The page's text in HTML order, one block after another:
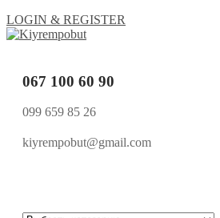
LOGIN & REGISTER
067 100 60 90
099 659 85 26
kiyrempobut@gmail.com